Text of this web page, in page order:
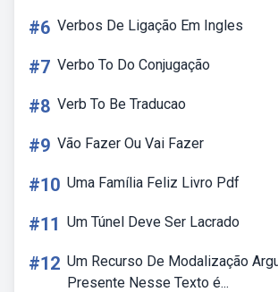
#6 Verbos De Ligação Em Ingles
#7 Verbo To Do Conjugação
#8 Verb To Be Traducao
#9 Vão Fazer Ou Vai Fazer
#10 Uma Família Feliz Livro Pdf
#11 Um Túnel Deve Ser Lacrado
#12 Um Recurso De Modalização
Presente Nesse Texto é...